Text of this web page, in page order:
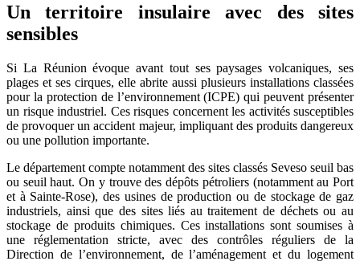
Un territoire insulaire avec des sites
sensibles
Si La Réunion évoque avant tout ses paysages volcaniques, ses
plages et ses cirques, elle abrite aussi plusieurs installations classées
pour la protection de l’environnement (ICPE) qui peuvent présenter
un risque industriel. Ces risques concernent les activités susceptibles
de provoquer un accident majeur, impliquant des produits dangereux
ou une pollution importante.
Le département compte notamment des sites classés Seveso seuil bas
ou seuil haut. On y trouve des dépôts pétroliers (notamment au Port
et à Sainte-Rose), des usines de production ou de stockage de gaz
industriels, ainsi que des sites liés au traitement de déchets ou au
stockage de produits chimiques. Ces installations sont soumises à
une réglementation stricte, avec des contrôles réguliers de la
Direction de l’environnement, de l’aménagement et du logement